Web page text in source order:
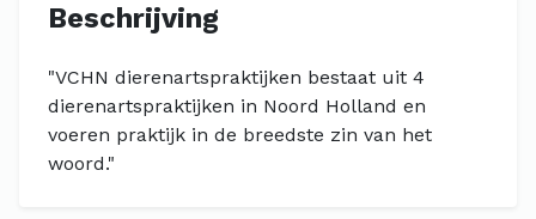
Beschrijving
"VCHN dierenartspraktijken bestaat uit 4
dierenartspraktijken in Noord Holland en
voeren praktijk in de breedste zin van het
woord."